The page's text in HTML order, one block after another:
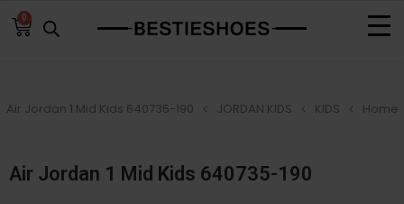
0
Home
KIDS
JORDAN KIDS
Air Jordan 1 Mid Kids 640735-190
Air Jordan 1 Mid Kids 640735-190